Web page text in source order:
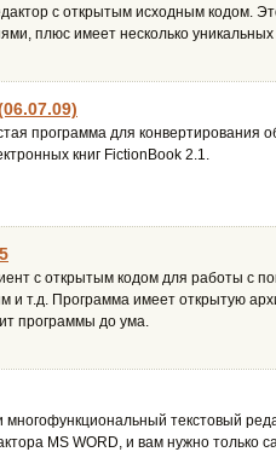
с открытым исходным кодом.
плюс имеет несколько
программа для конвертирования
книг FictionBook 2.1.
с открытым кодом для работы с
и т.д. Программа имеет открытую
программы до ума.
многофункциональный текстовый
MS WORD, и вам нужно только